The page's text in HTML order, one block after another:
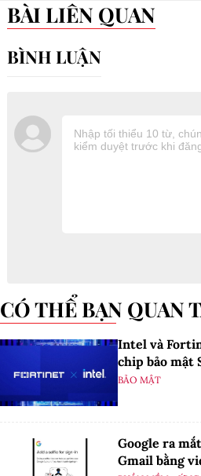
BÀI LIÊN QUAN
CÓ THỂ BẠN QUAN
Intel và
chip bảo mật
BẢO MẬT
Google ra
Gmail bằng